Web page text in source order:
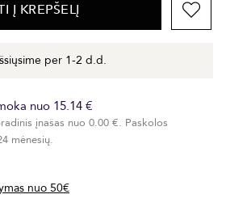
Į KREPŠELĮ
per 1-2 d.d.
nuo 15.14 €
įnašas nuo 0.00 €. Paskolos
mėnesių.
nuo 50€